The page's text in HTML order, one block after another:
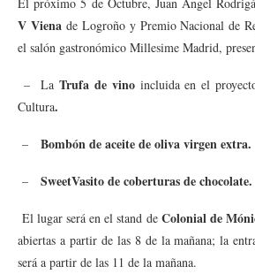
V Vienade Logroño y Premio Nacional de
el salón gastronómico Millesime Madrid,
– LaTrufa de vinoincluida en el
Cultura.
– Bombón de aceite de oliva virgen extra.
– SweetVasito de coberturas de chocolate.
El lugar será en el stand de Colonial de
abiertas a partir de las 8 de la mañana; la
será a partir de las 11 de la mañana.